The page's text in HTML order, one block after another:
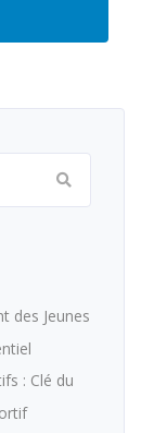
des Jeunes
: Clé du